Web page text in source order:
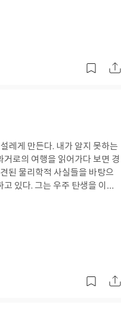
들의 삶은 종교적 수행의 삶
명하다. 소유를 향한 끝없는
외면하게 만드는 것은 아닌지
죽음은 삶과 같이하게 되고, 삶
할 때 그 뒤에서 노예들이 외
떨어져 있는지를 생각해본다.
는 선물 같은’(136쪽) 것임을
혹이 그들에겐 달콤했다. 그
과 한그루를 핑계삼아 장그래
있지만 ‘삶에서의 외길이란
또 다른 미생의 길로 접어들 것
레게 만든다. 내가 알지 못하는
로의 여행을 읽어가다 보면 경
된 물리학적 사실들을 바탕으
있다. 그는 우주 탄생을 이야
라 끊임없이 변화하는 다양한
되면 그 역학을 지배하는 메
인 미시적 현상들이 중첩되어
의 대형강입자충돌기(LHC)
었다고 말한다. 시공간은 질
자 그리고 원자의 출현, 별과